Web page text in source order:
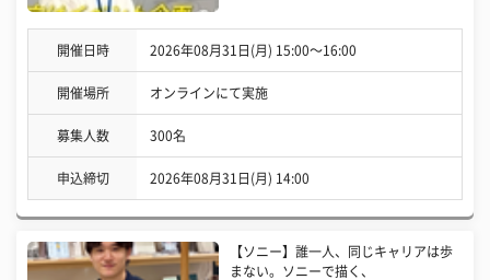
開催日時 2026年08月31日(月) 15:00〜16:00
開催場所 オンラインにて実施
募集人数 300名
申込締切 2026年08月31日(月) 14:00
【ソニー】誰一人、同じキャリアは歩
まない。ソニーで描く、